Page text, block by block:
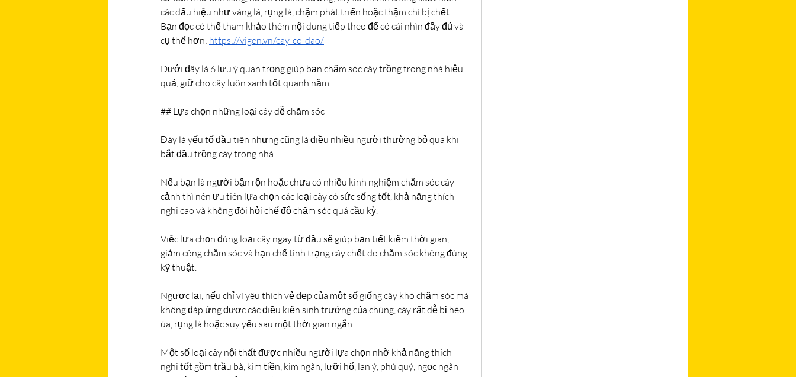
các dấu hiệu như vàng lá, rụng lá, chậm phát triển hoặc thậm chí bị chết.
Bạn đọc có thể tham khảo thêm nội dung tiếp theo để có cái nhìn đầy đủ và
cụ thể hơn: https://vigen.vn/cay-co-dao/
Dưới đây là 6 lưu ý quan trọng giúp bạn chăm sóc cây trồng trong nhà hiệu
quả, giữ cho cây luôn xanh tốt quanh năm.
## Lựa chọn những loại cây dễ chăm sóc
Đây là yếu tố đầu tiên nhưng cũng là điều nhiều người thường bỏ qua khi
bắt đầu trồng cây trong nhà.
Nếu bạn là người bận rộn hoặc chưa có nhiều kinh nghiệm chăm sóc cây
cảnh thì nên ưu tiên lựa chọn các loại cây có sức sống tốt, khả năng thích
nghi cao và không đòi hỏi chế độ chăm sóc quá cầu kỳ.
Việc lựa chọn đúng loại cây ngay từ đầu sẽ giúp bạn tiết kiệm thời gian,
giảm công chăm sóc và hạn chế tình trạng cây chết do chăm sóc không đúng
kỹ thuật.
Ngược lại, nếu chỉ vì yêu thích vẻ đẹp của một số giống cây khó chăm sóc mà
không đáp ứng được các điều kiện sinh trưởng của chúng, cây rất dễ bị héo
úa, rụng lá hoặc suy yếu sau một thời gian ngắn.
Một số loại cây nội thất được nhiều người lựa chọn nhờ khả năng thích
nghi tốt gồm trầu bà, kim tiền, kim ngân, lưỡi hổ, lan ý, phú quý, ngọc ngân